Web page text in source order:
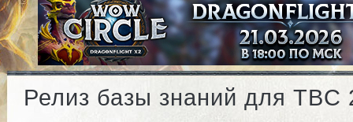
Релиз базы знаний для TBC